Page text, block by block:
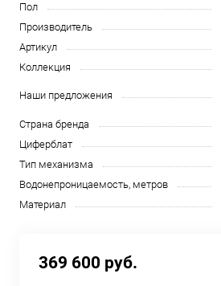
Пол
Производитель
Артикул
Коллекция
Наши предложения
Страна бренда
Циферблат
Тип механизма
Водонепроницаемость, метров
Материал
369 600 руб.